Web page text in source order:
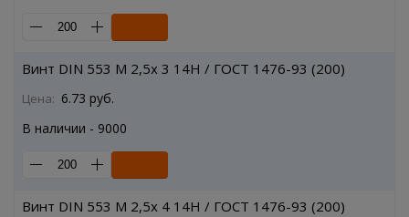
Винт DIN 553 M 2,5x 3 14H / ГОСТ 1476-93 (200)
Цена: 6.73 руб.
В наличии - 9000
Винт DIN 553 M 2,5x 4 14H / ГОСТ 1476-93 (200)